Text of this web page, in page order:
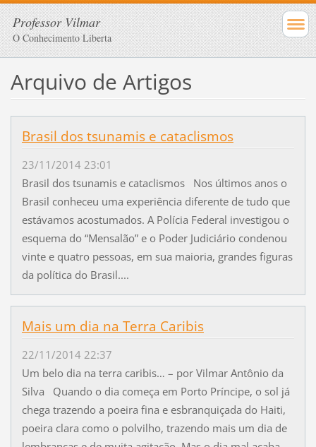
Professor Vilmar
O Conhecimento Liberta
Arquivo de Artigos
Brasil dos tsunamis e cataclismos
23/11/2014 23:01
Brasil dos tsunamis e cataclismos Nos últimos anos o
Brasil conheceu uma experiência diferente de tudo que
estávamos acostumados. A Polícia Federal investigou o
esquema do “Mensalão” e o Poder Judiciário condenou
vinte e quatro pessoas, em sua maioria, grandes figuras
da política do Brasil....
Mais um dia na Terra Caribis
22/11/2014 22:37
Um belo dia na terra caribis… – por Vilmar Antônio da
Silva Quando o dia começa em Porto Príncipe, o sol já
chega trazendo a poeira fina e esbranquiçada do Haiti,
poeira clara como o polvilho, trazendo mais um dia de